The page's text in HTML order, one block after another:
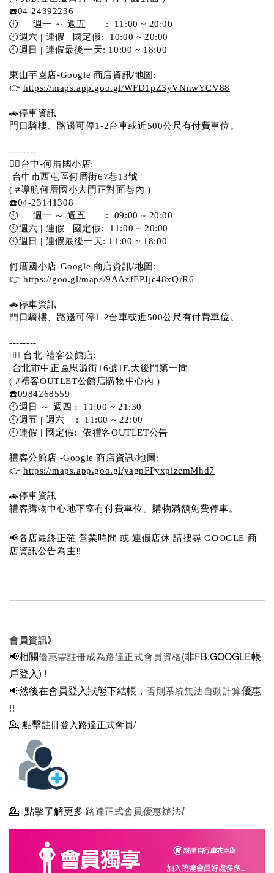
☎️04-24392236
🕙     週一 ～ 週五       :  11:00 ~ 20:00
🕙週六 | 連假 | 國定假:  10:00 ~ 20:00
🕙週日 | 連假最後一天: 10:00 ~ 18:00
東山芋園店-Google 商店資訊/地圖:
👉 https://maps.app.goo.gl/WFD1pZ3yVNnwYCV88
🚗停車資訊
門口騎樓、路邊可停1-2台車或近500公尺有付費車位。
--------
💁‍♀️台中-何厝國小店:
台中市西屯區何厝街67巷13號
( #導航何厝國小大門正對面巷內 )
☎️04-23141308
🕙     週一 ～ 週五       :  09:00 ~ 20:00
🕙週六 | 連假 | 國定假:  11:00 ~ 20:00
🕙週日 | 連假最後一天: 11:00 ~ 18:00
何厝國小店-Google 商店資訊/地圖:
👉 https://goo.gl/maps/9AAzfEPJjc48xQrR6
🚗停車資訊
門口騎樓、路邊可停1-2台車或近500公尺有付費車位。
--------
💁‍♀️ 台北-禮客公館店:
台北市中正區思源街16號1F.大後門第一間
( #禮客OUTLET公館店購物中心內 )
☎️0984268559
🕙週日 ～ 週四 :  11:00 ~ 21:30
🕙週五 | 週六    :  11:00 ~ 22:00
🕙連假 | 國定假:  依禮客OUTLET公告
禮客公館店 -Google 商店資訊/地圖:
👉 https://maps.app.goo.gl/yagpFPyxpizcmMhd7
🚗停車資訊
禮客購物中心地下室有付費車位、購物滿額免費停車。
📢各店最終正確 營業時間 或 連假店休 請搜尋 GOOGLE 商
店資訊公告為主‼️
會員資訊》
📢相關優惠需註冊成為路達正式會員資格(非FB.GOOGLE帳
戶登入) !
📢然後在會員登入狀態下結帳， 否則系統無法自動計算優惠
!!
💁 點擊註冊登入路達正式會員/
💁 點擊了解更多 路達正式會員優惠辦法/